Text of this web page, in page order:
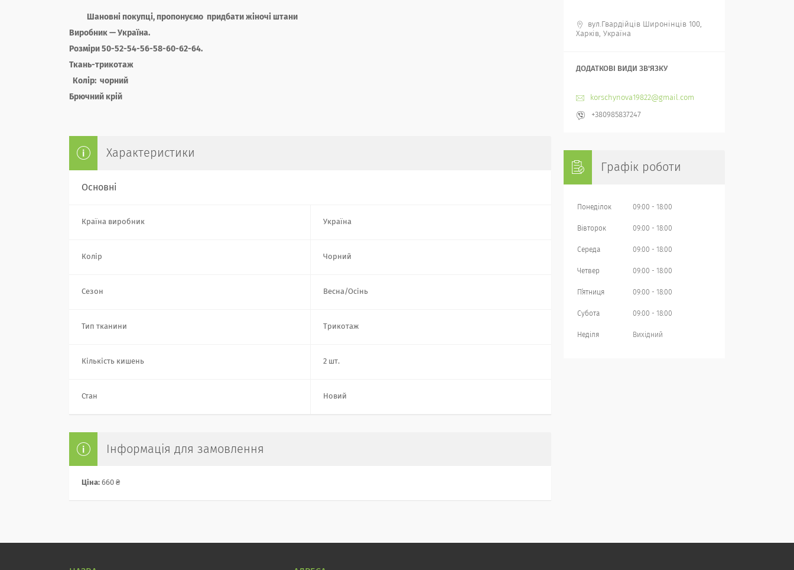
Шановні покупці, пропонуємо придбати жіночі штани
Виробник — Україна.
Розміри 50-52-54-56-58-60-62-64.
Ткань-трикотаж
Колір: чорний
Брючний крій
Характеристики
Основні
Країна виробник Україна
Колір Чорний
Сезон Весна/Осінь
Тип тканини Трикотаж
Кількість кишень 2 шт.
Стан Новий
Інформація для замовлення
Ціна: 660 ₴
вул.Гвардійців Широнінців 100,
Харків, Україна
korschynova19822@gmail.com
+380985837247
Графік роботи
Понеділок 09:00 18:00
Вівторок 09:00 18:00
Середа 09:00 18:00
Четвер 09:00 18:00
Пʼятниця 09:00 18:00
Субота 09:00 18:00
Неділя Вихідний